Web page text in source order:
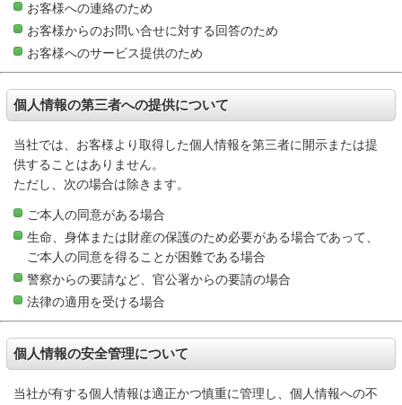
お客様への連絡のため
お客様からのお問い合せに対する回答のため
お客様へのサービス提供のため
個人情報の第三者への提供について
当社では、お客様より取得した個人情報を第三者に開示または提
供することはありません。
ただし、次の場合は除きます。
ご本人の同意がある場合
生命、身体または財産の保護のため必要がある場合であって、
ご本人の同意を得ることが困難である場合
警察からの要請など、官公署からの要請の場合
法律の適用を受ける場合
個人情報の安全管理について
当社が有する個人情報は適正かつ慎重に管理し、個人情報への不